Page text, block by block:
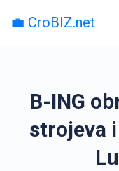
💼 CroBIZ.net
B-ING
strojeva